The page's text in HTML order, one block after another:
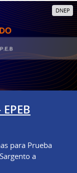
DNEP
para Prueba
a